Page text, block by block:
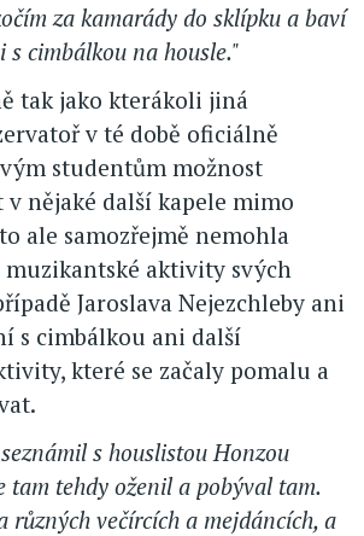
za kamarády do sklípku a baví
s cimbálkou na housle."
tak jako kterákoli jiná
v té době oficiálně
studentům možnost
nějaké další kapele mimo
ale samozřejmě nemohla
aktivity svých
Jaroslava Nejezchleby ani
s cimbálkou ani další
které se začaly pomalu a
s houslistou Honzou
tam tehdy oženil a pobýval tam.
různých večírcích a mejdáncích, a